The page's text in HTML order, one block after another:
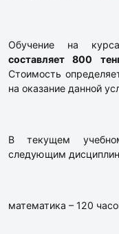
Обучение на
составляет 800
Стоимость
на оказание данной
В текущем
следующим
математика – 120